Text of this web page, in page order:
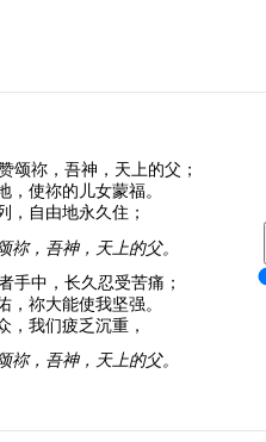
颂祢，吾神，天上的父；
，使祢的儿女蒙福。
，自由地永久住；
祢，吾神，天上的父。
手中，长久忍受苦痛；
，祢大能使我坚强。
，我们疲乏沉重，
祢，吾神，天上的父。